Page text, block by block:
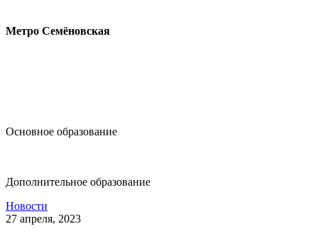
Метро Семёновская
Основное образование
Дополнительное образование
Новости
27 апреля, 2023